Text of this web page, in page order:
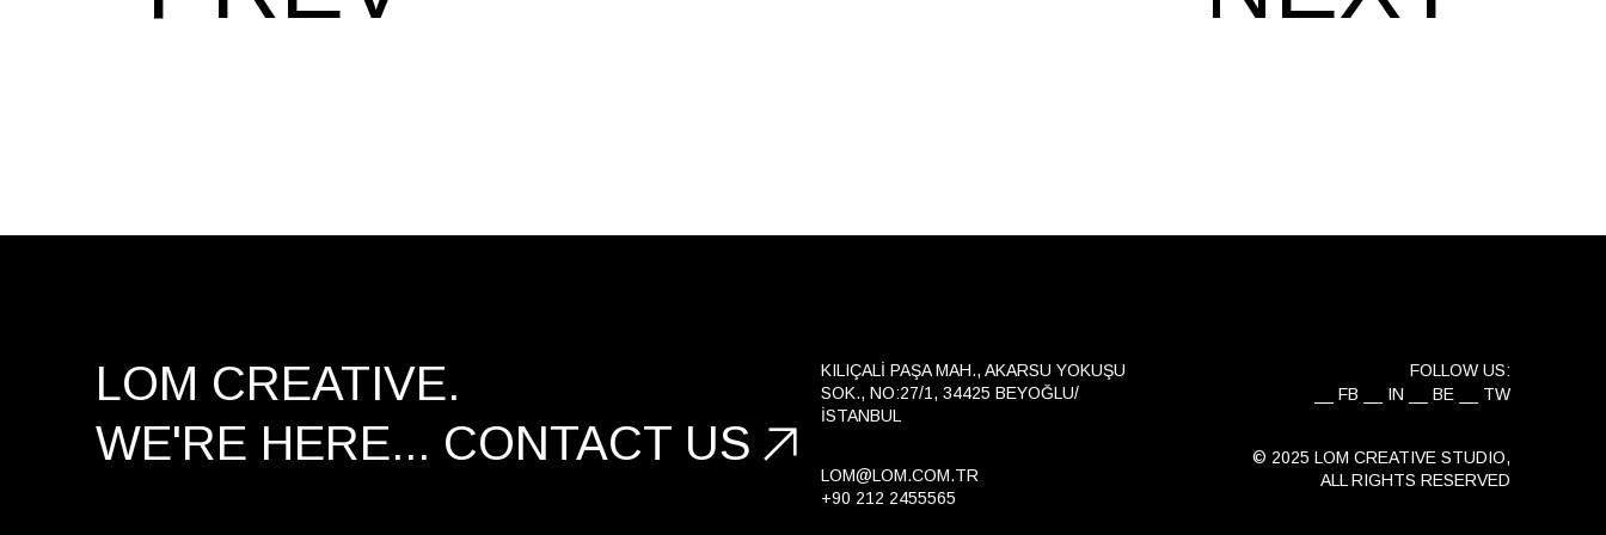
LOM CREATIVE.
WE'RE HERE... CONTACT US
KILIÇALI PAŞA MAH., AKARSU YOKUŞU
SOK., NO:27/1, 34425 BEYOĞLU/
İSTANBUL
LOM@LOM.COM.TR
+90 212 2455565
FOLLOW US:
FB
IN BE TW
© 2025 LOM CREATIVE STUDIO,
ALL RIGHTS RESERVED